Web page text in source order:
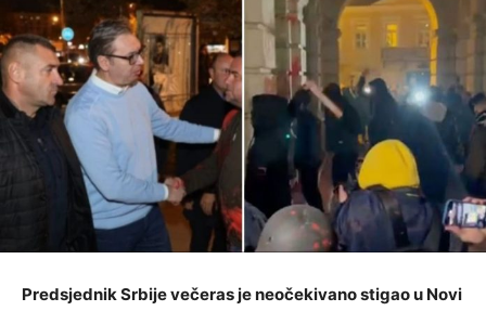
Predsjednik Srbije večeras je neočekivano stigao u Novi